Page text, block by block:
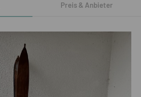
Preis & Anbieter